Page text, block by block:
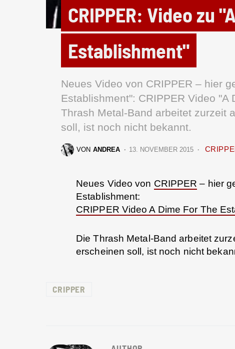
CRIPPER: Video zu
Establishment"
Neues Video von CRIPPER – hier
Establishment": CRIPPER Video
Thrash Metal-Band arbeitet zurzeit
soll, ist noch nicht bekannt.
VON ANDREA 13. NOVEMBER 2015
Neues Video von CRIPPER – hier
Establishment:
CRIPPER Video A Dime For The
Die Thrash Metal-Band arbeitet
erscheinen soll, ist noch nicht
CRIPPER